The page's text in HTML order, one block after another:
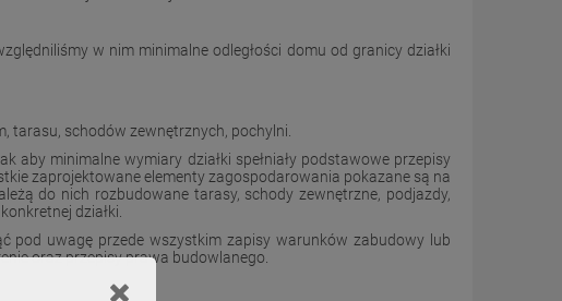
w nim minimalne odległości domu od granicy działki
tarasu, schodów zewnętrznych, pochylni.
aby minimalne wymiary działki spełniały podstawowe przepisy
zaprojektowane elementy zagospodarowania pokazane są na
do nich rozbudowane tarasy, schody zewnętrzne, podjazdy,
działki.
pod uwagę przede wszystkim zapisy warunków zabudowy lub
oraz przepisy prawa budowlanego.